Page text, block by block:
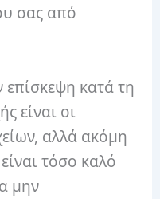
σας από
κατά τη
είναι οι
αλλά ακόμη
τόσο καλό
μην